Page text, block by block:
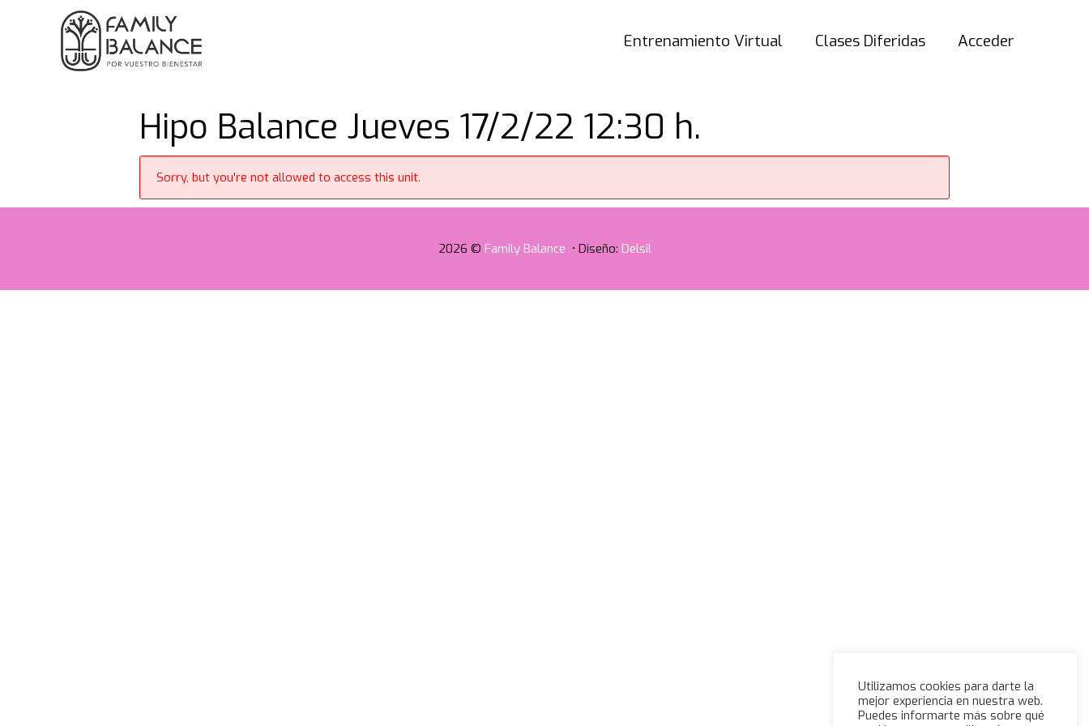
Entrenamiento Virtual Clases Diferidas Acceder
Hipo Balance Jueves 17/2/22 12:30 h.
Sorry, but you're not allowed to access this unit.
2026 © Family Balance • Diseño: Delsil
Utilizamos cookies para darte la
mejor experiencia en nuestra web.
Puedes informarte más sobre qué